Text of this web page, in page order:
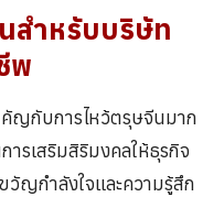
สำหรับบริษัท
พ
ญกับการไหว้ตรุษจีนมาก
ารเสริมสิริมงคลให้ธุรกิจ
วัญกำลังใจและความรู้สึก